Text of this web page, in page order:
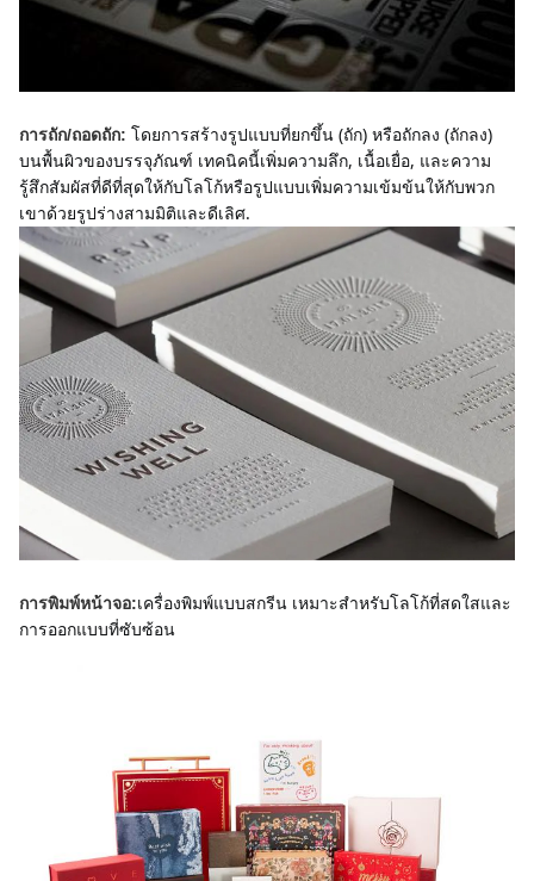
การถัก/ถอดถัก: โดยการสร้างรูปแบบที่ยกขึ้น (ถัก) หรือถักลง (ถักลง)
บนพื้นผิวของบรรจุภัณฑ์ เทคนิคนี้เพิ่มความลึก, เนื้อเยื่อ, และความ
รู้สึกสัมผัสที่ดีที่สุดให้กับโลโก้หรือรูปแบบเพิ่มความเข้มข้นให้กับพวก
เขาด้วยรูปร่างสามมิติและดีเลิศ.
การพิมพ์หน้าจอ:เครื่องพิมพ์แบบสกรีน เหมาะสําหรับโลโก้ที่สดใสและ
การออกแบบที่ซับซ้อน